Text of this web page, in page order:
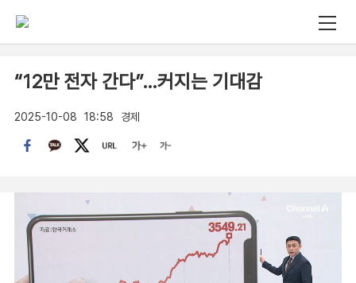
“12만 전자 간다”…커지는 기대감
2025-10-08 18:58 경제